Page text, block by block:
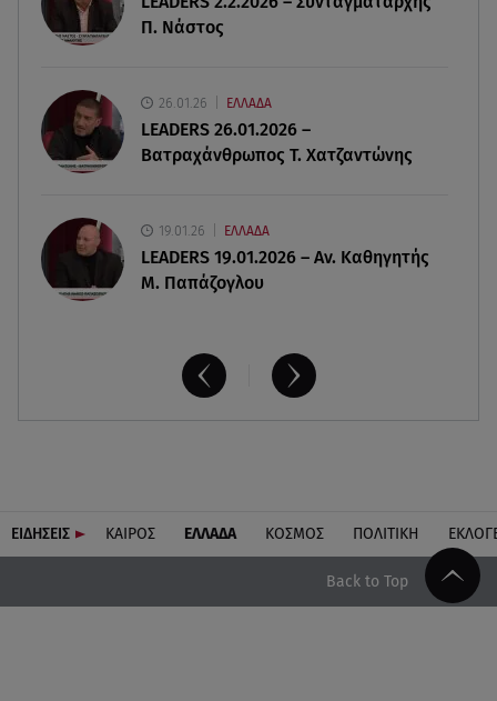
του στο τελευταίο «αντίο»
«Πάμε για νέα θεραπεία»: Η νέα φωτογραφία του
Παράσχου από το νοσοκομείο
Π. Νάστος
26.01.26 ΕΛΛΑΔΑ
LEADERS 26.01.2026 –
Βατραχάνθρωπος Τ. Χατζαντώνης
19.01.26 ΕΛΛΑΔΑ
LEADERS 19.01.2026 – Αν. Καθηγητής
Μ. Παπάζογλου
ΕΙΔΗΣΕΙΣ ΚΑΙΡΟΣ ΕΛΛΑΔΑ ΚΟΣΜΟΣ ΠΟΛΙΤΙΚΗ
Back to Top